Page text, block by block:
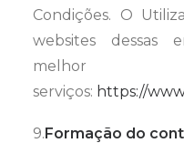
Condições. O
websites dessas
serviços: https://
9.Formação do